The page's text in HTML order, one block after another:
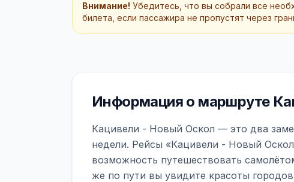
Внимание! Убедитесь, что вы собрали все
билета, если пассажира не пропустят через
Информация о маршруте
Кацивели - Новый Оскол — это два
недели. Рейсы «Кацивели - Новый
возможность путешествовать
же по пути вы увидите красоты